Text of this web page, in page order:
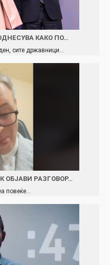
КАКО ПО…
сите државници…
ОБЈАВИ РАЗГОВОР…
повеќе…